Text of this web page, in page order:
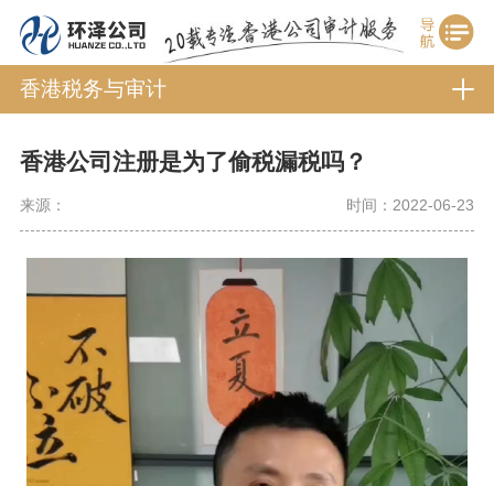
香港税务与审计
香港公司注册是为了偷税漏税吗？
来源： 时间：2022-06-23